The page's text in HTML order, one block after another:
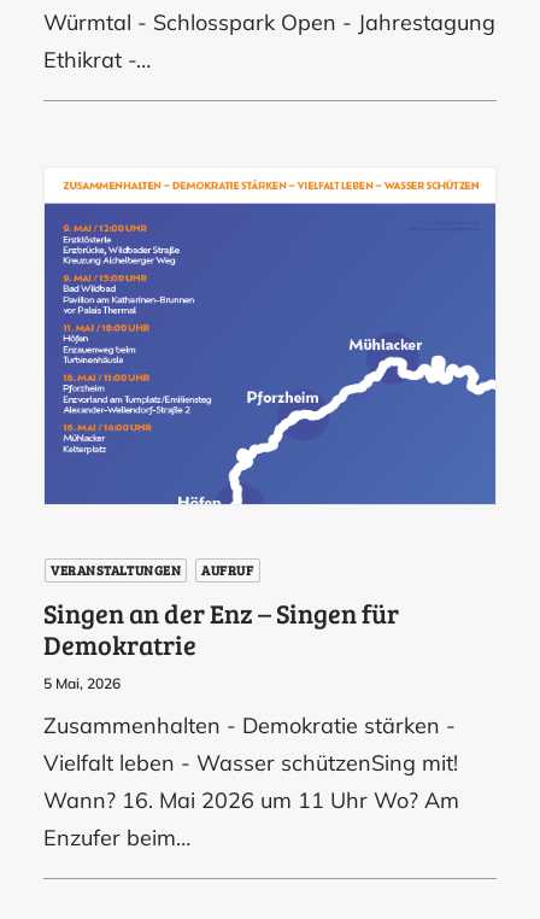
Würmtal - Schlosspark Open - Jahrestagung
Ethikrat -…
VERANSTALTUNGEN AUFRUF
Singen an der Enz – Singen für
Demokratrie
5 Mai, 2026
Zusammenhalten - Demokratie stärken -
Vielfalt leben - Wasser schützenSing mit!
Wann? 16. Mai 2026 um 11 Uhr Wo? Am
Enzufer beim…